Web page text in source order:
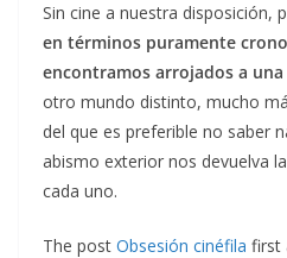
Sin cine a nuestra disposición,
en términos puramente
encontramos arrojados a
otro mundo distinto, mucho
del que es preferible no saber
abismo exterior nos devuelva
cada uno.
The post Obsesión cinéfila first